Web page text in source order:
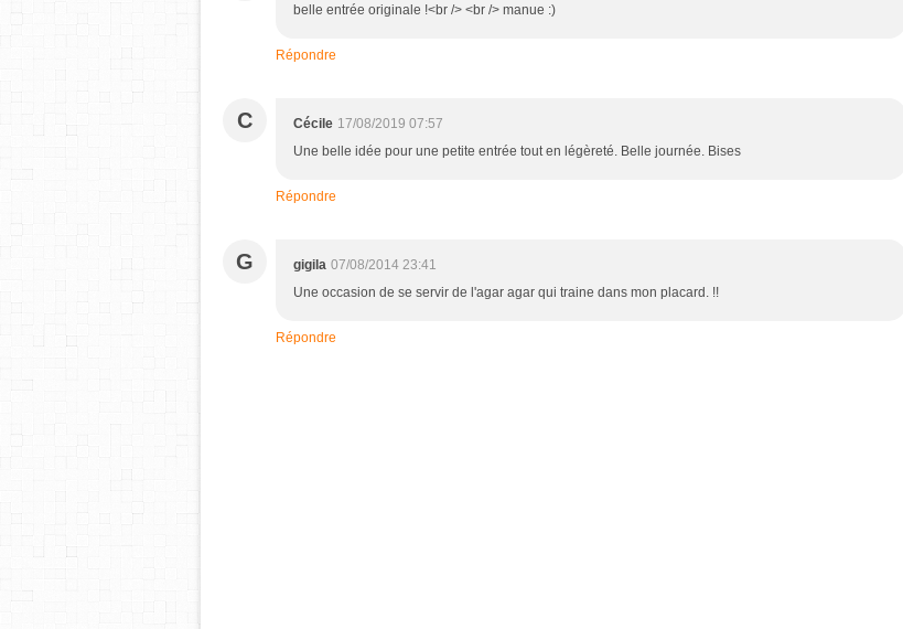
belle entrée originale !<br /> <br /> manue :)
Répondre
C Cécile 17/08/2019 07:57
Une belle idée pour une petite entrée tout en légèreté. Belle journée. Bises
Répondre
G gigila 07/08/2014 23:41
Une occasion de se servir de l'agar agar qui traine dans mon placard. !!
Répondre